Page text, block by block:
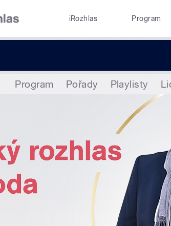
iRozhlas Program
Program Pořady Playlisty